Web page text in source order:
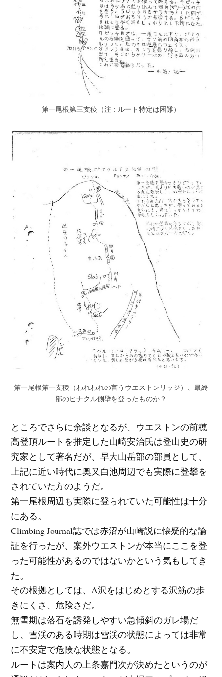
第一尾根第三支稜（注：ルート特定は困難）
第一尾根第一支稜（われわれの言うウエストンリッジ）、最終
部のピナクル側壁を登ったものか？
ところでさらに余談となるが、ウエストンの前穂
高登頂ルートを推定した山崎安治氏は登山史の研
究家として著名だが、早大山岳部の部員として、
上記に近い時代に奥又白池周辺でも実際に登攀を
されていた方のようだ。
第一尾根周辺も実際に登られていた可能性は十分
にある。
Climbing Journal誌では赤沼が山崎説に懐疑的な論
証を行ったが、案外ウエストンが本当にここを登
った可能性があるのではないかという気もしてき
た。
その根拠としては、A沢をはじめとする沢筋の歩
きにくさ、危険さだ。
無雪期は落石を誘発しやすい急傾斜のガレ場だ
し、雪渓のある時期は雪渓の状態によっては非常
に不安定で危険な状態となる。
ルートは案内人の上条嘉門次が決めたというのが